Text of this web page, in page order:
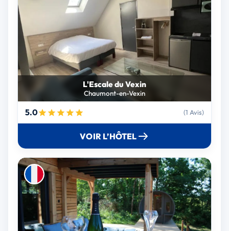
L'Escale du Vexin
Chaumont-en-Vexin
5.0 (1 Avis)
VOIR L’HÔTEL